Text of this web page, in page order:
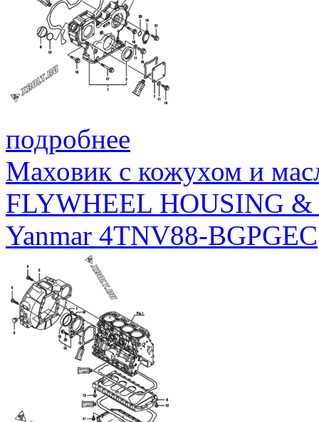
подробнее
Маховик с кожухом и
FLYWHEEL HOUSING
Yanmar 4TNV88-BGPGEC